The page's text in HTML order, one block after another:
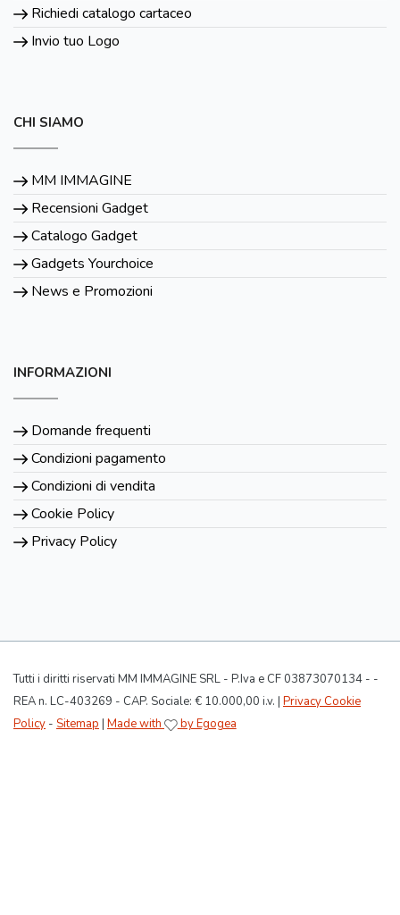
Richiedi catalogo cartaceo
Invio tuo Logo
CHI SIAMO
MM IMMAGINE
Recensioni Gadget
Catalogo Gadget
Gadgets Yourchoice
News e Promozioni
INFORMAZIONI
Domande frequenti
Condizioni pagamento
Condizioni di vendita
Cookie Policy
Privacy Policy
Tutti i diritti riservati MM IMMAGINE SRL - P.Iva e CF 03873070134 - -
REA n. LC-403269 - CAP. Sociale: € 10.000,00 i.v. | Privacy Cookie
Policy - Sitemap Made with by Egogea